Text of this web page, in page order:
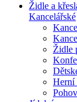
Židle a
Kancelářské
Židle
Herní